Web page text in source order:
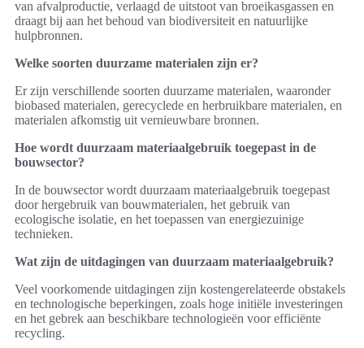
van afvalproductie, verlaagd de uitstoot van broeikasgassen en
draagt bij aan het behoud van biodiversiteit en natuurlijke
hulpbronnen.
Welke soorten duurzame materialen zijn er?
Er zijn verschillende soorten duurzame materialen, waaronder
biobased materialen, gerecyclede en herbruikbare materialen, en
materialen afkomstig uit vernieuwbare bronnen.
Hoe wordt duurzaam materiaalgebruik toegepast in de
bouwsector?
In de bouwsector wordt duurzaam materiaalgebruik toegepast
door hergebruik van bouwmaterialen, het gebruik van
ecologische isolatie, en het toepassen van energiezuinige
technieken.
Wat zijn de uitdagingen van duurzaam materiaalgebruik?
Veel voorkomende uitdagingen zijn kostengerelateerde obstakels
en technologische beperkingen, zoals hoge initiële investeringen
en het gebrek aan beschikbare technologieën voor efficiënte
recycling.